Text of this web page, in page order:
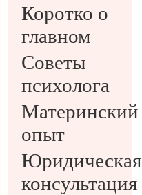
Коротко о
главном
Советы
психолога
Материнский
опыт
Юридическая
консультация